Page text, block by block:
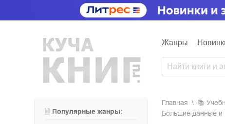
Жанры
Популярные жанры:
Главная 📚
Большие данные и